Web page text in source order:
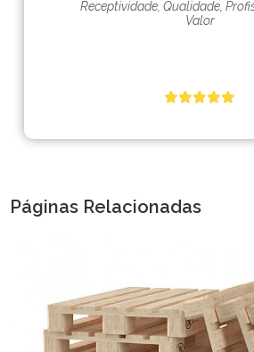
Receptividade, Qualidade,
Valor
Páginas Relacionadas